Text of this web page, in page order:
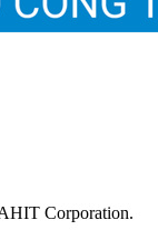
Corporation.